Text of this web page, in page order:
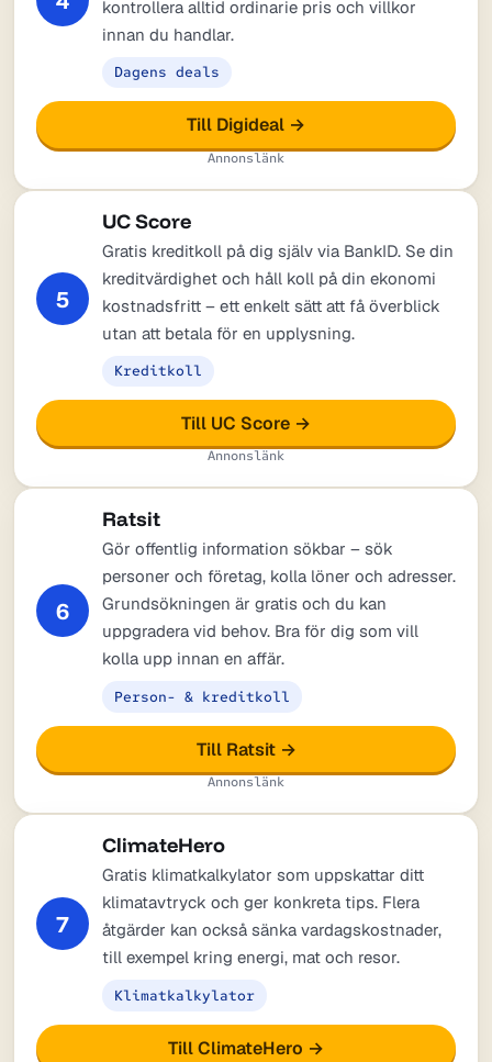
kontrollera alltid ordinarie pris och villkor
innan du handlar.
Dagens deals
Till Digideal →
Annonslänk
5
UC Score
Gratis kreditkoll på dig själv via BankID. Se din
kreditvärdighet och håll koll på din ekonomi
kostnadsfritt – ett enkelt sätt att få överblick
utan att betala för en upplysning.
Kreditkoll
Till UC Score →
Annonslänk
6
Ratsit
Gör offentlig information sökbar – sök
personer och företag, kolla löner och adresser.
Grundsökningen är gratis och du kan
uppgradera vid behov. Bra för dig som vill
kolla upp innan en affär.
Person- & kreditkoll
Till Ratsit →
Annonslänk
7
ClimateHero
Gratis klimatkalkylator som uppskattar ditt
klimatavtryck och ger konkreta tips. Flera
åtgärder kan också sänka vardagskostnader,
till exempel kring energi, mat och resor.
Klimatkalkylator
Till ClimateHero →